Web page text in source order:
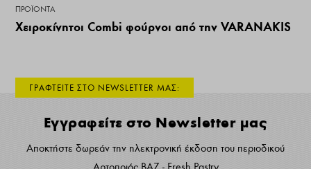
ΠΡΟΪΌΝΤΑ
Χειροκίνητοι Combi φούρνοι από την VARANAKIS
ΓΡΑΦΤΕΙΤΕ ΣΤΟ NEWSLETTER ΜΑΣ:
Εγγραφείτε στο Newsletter μας
Αποκτήστε δωρεάν την ηλεκτρονική έκδοση του περιοδικού